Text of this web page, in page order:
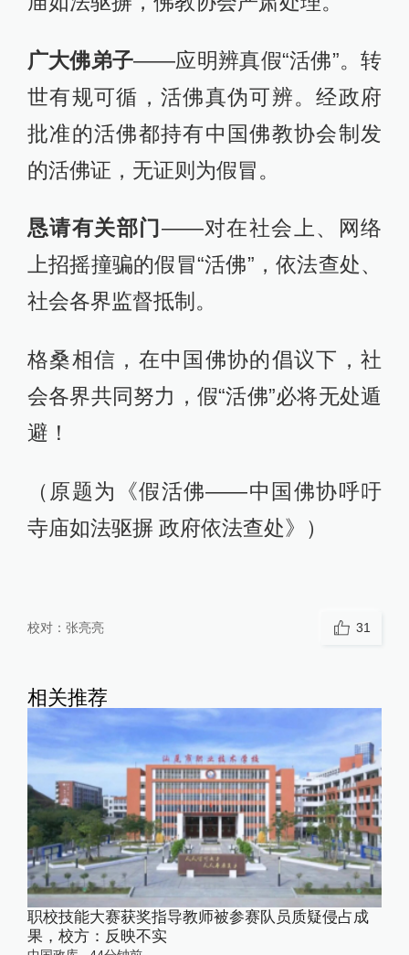
广大佛弟子——应明辨真假“活佛”。转
世有规可循，活佛真伪可辨。经政府
批准的活佛都持有中国佛教协会制发
的活佛证，无证则为假冒。
恳请有关部门 ——对在社会上、网络
上招摇撞骗的假冒“活佛”，依法查处、
社会各界监督抵制。
格桑相信，在中国佛协的倡议下，社
会各界共同努力，假“活佛”必将无处遁
避！
（原题为《假活佛——中国佛协呼吁
寺庙如法驱摒 政府依法查处》）
校对： 张亮亮 31
相关推荐
职校技能大赛获奖指导教师被参赛队员质疑侵占成
果，校方：反映不实